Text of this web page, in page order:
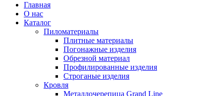
Главная
О нас
Каталог
Пиломатериалы
Плитные материалы
Погонажные изделия
Обрезной материал
Профилированные изделия
Строганые изделия
Кровля
Металлочерепица Grand Line